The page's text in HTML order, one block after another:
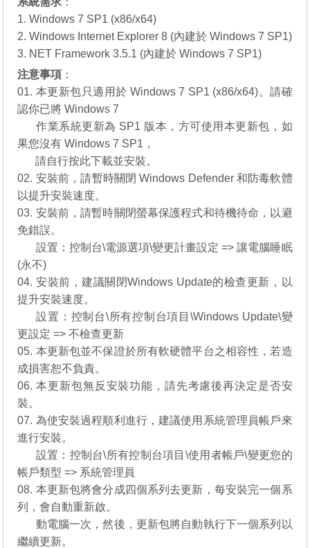
1. Windows 7 SP1 (x86/x64)
2. Windows Internet Explorer 8 (內建於 Windows 7 SP1)
3. NET Framework 3.5.1 (內建於 Windows 7 SP1)
注意事項 ：
01. 本更新包只適用於 Windows 7 SP1 (x86/x64)。請確
認你已將 Windows 7
作業系統更新為 SP1 版本，方可使用本更新包，如
果您沒有Windows 7 SP1 ，
請自行按此下載並安裝。
02. 安裝前，請暫時關閉 Windows Defender 和防毒軟體
以提升安裝速度。
03. 安裝前，請暫時關閉螢幕保護程式和待機待命，以避
免錯誤。
設置：控制台\電源選項\變更計畫設定 => 讓電腦睡眠
(永不)
04. 安裝前，建議關閉Windows Update的檢查更新，以
提升安裝速度。
設置：控制台\所有控制台項目\Windows Update\變
更設定 => 不檢查更新
05. 本更新包並不保證於所有軟硬體平台之相容性，若造
成損害恕不負責。
06. 本更新包無反安裝功能，請先考慮後再決定是否安
裝。
07. 為使安裝過程順利進行，建議使用系統管理員帳戶來
進行安裝。
設置：控制台\所有控制台項目\使用者帳戶\變更您的
帳戶類型 => 系統管理員
08. 本更新包將會分成四個系列去更新，每安裝完一個系
列，會自動重新啟。
動電腦一次，然後，更新包將自動執行下一個系列以
繼續更新。